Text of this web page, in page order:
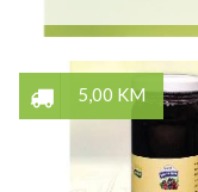
5,00 KM